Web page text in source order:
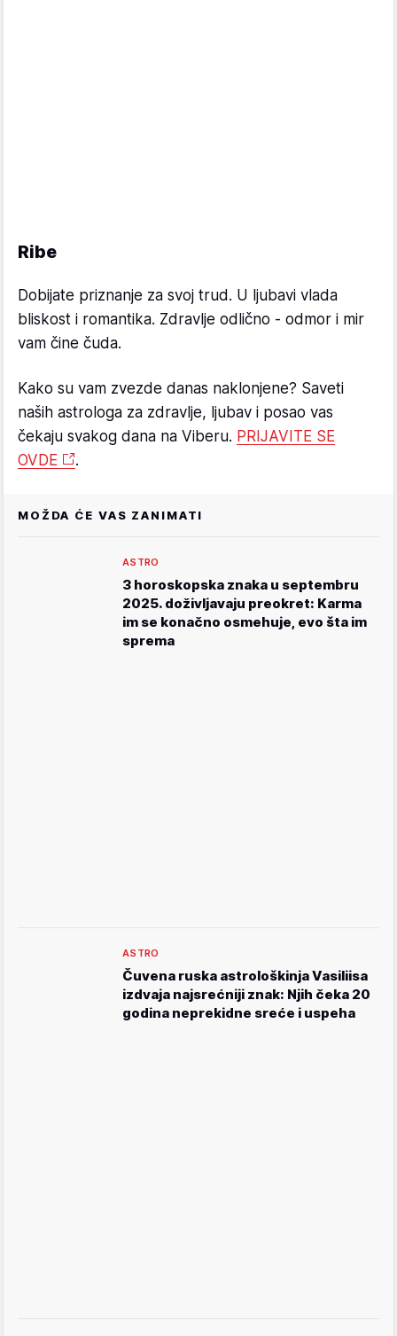
Ribe
Dobijate priznanje za svoj trud. U ljubavi vlada
bliskost i romantika. Zdravlje odlično - odmor i mir
vam čine čuda.
Kako su vam zvezde danas naklonjene? Saveti
naših astrologa za zdravlje, ljubav i posao vas
čekaju svakog dana na Viberu. PRIJAVITE SE
OVDE
.
MOŽDA ĆE VAS ZANIMATI
ASTRO
3 horoskopska znaka u septembru
2025. doživljavaju preokret: Karma
im se konačno osmehuje, evo šta im
sprema
ASTRO
Čuvena ruska astrološkinja Vasiliisa
izdvaja najsrećniji znak: Njih čeka 20
godina neprekidne sreće i uspeha